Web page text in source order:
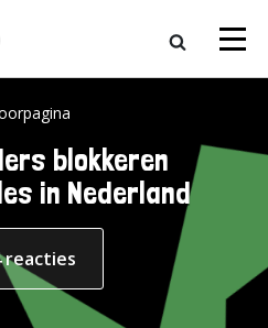
blokkeren
in Nederland
reacties